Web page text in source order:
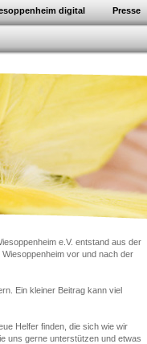
digital Presse
e.V. entstand aus der
vor und nach der
Ein kleiner Beitrag kann viel
Helfer finden, die sich wie wir
uns gerne unterstützen und etwas